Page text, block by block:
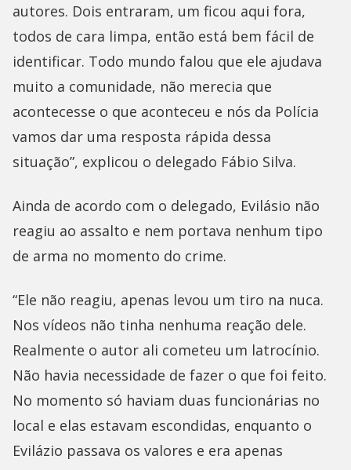
autores. Dois entraram, um ficou aqui fora,
todos de cara limpa, então está bem fácil de
identificar. Todo mundo falou que ele ajudava
muito a comunidade, não merecia que
acontecesse o que aconteceu e nós da Polícia
vamos dar uma resposta rápida dessa
situação”, explicou o delegado Fábio Silva.
Ainda de acordo com o delegado, Evilásio não
reagiu ao assalto e nem portava nenhum tipo
de arma no momento do crime.
“Ele não reagiu, apenas levou um tiro na nuca.
Nos vídeos não tinha nenhuma reação dele.
Realmente o autor ali cometeu um latrocínio.
Não havia necessidade de fazer o que foi feito.
No momento só haviam duas funcionárias no
local e elas estavam escondidas, enquanto o
Evilázio passava os valores e era apenas